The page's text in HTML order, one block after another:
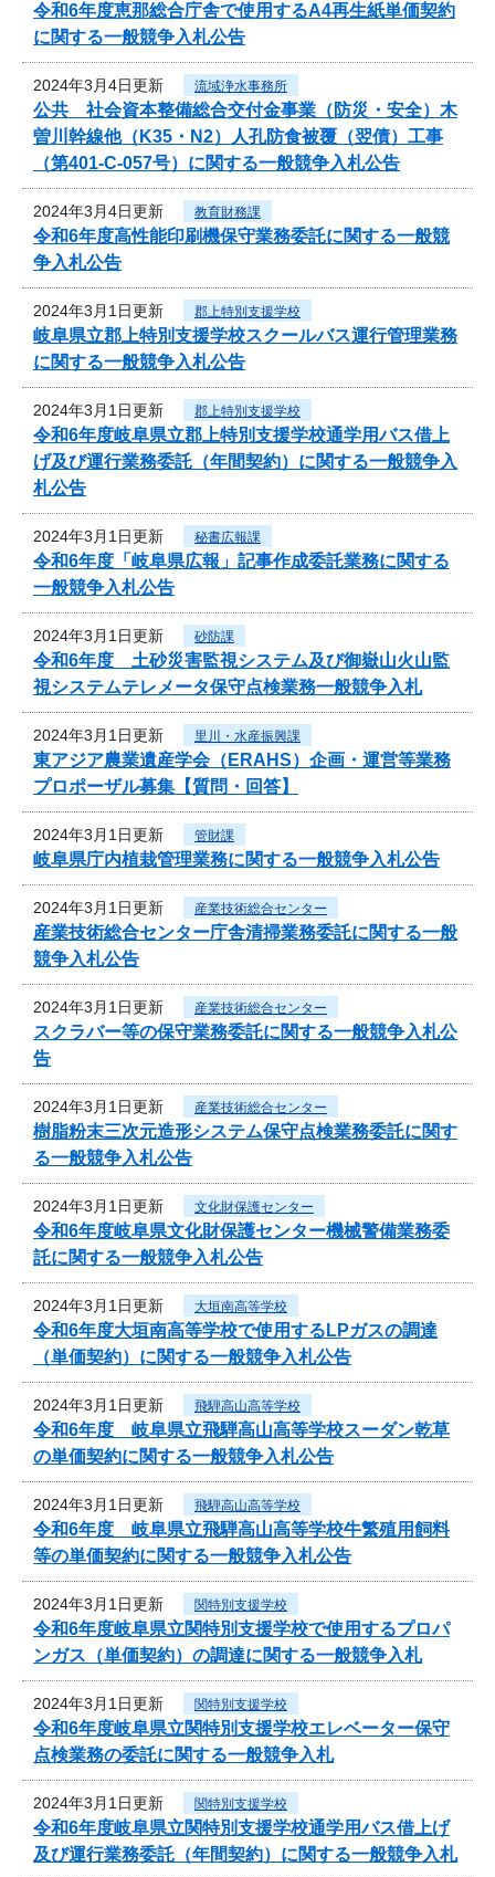
令和6年度恵那総合庁舎で使用するA4再生紙単価契約
に関する一般競争入札公告
2024年3月4日更新 流域浄水事務所
公共 社会資本整備総合交付金事業（防災・安全）木
曽川幹線他（K35・N2）人孔防食被覆（翌債）工事
（第401-C-057号）に関する一般競争入札公告
2024年3月4日更新 教育財務課
令和6年度高性能印刷機保守業務委託に関する一般競
争入札公告
2024年3月1日更新 郡上特別支援学校
岐阜県立郡上特別支援学校スクールバス運行管理業務
に関する一般競争入札公告
2024年3月1日更新 郡上特別支援学校
令和6年度岐阜県立郡上特別支援学校通学用バス借上
げ及び運行業務委託（年間契約）に関する一般競争入
札公告
2024年3月1日更新 秘書広報課
令和6年度「岐阜県広報」記事作成委託業務に関する
一般競争入札公告
2024年3月1日更新 砂防課
令和6年度 土砂災害監視システム及び御嶽山火山監
視システムテレメータ保守点検業務一般競争入札
2024年3月1日更新 里川・水産振興課
東アジア農業遺産学会（ERAHS）企画・運営等業務
プロポーザル募集【質問・回答】
2024年3月1日更新 管財課
岐阜県庁内植栽管理業務に関する一般競争入札公告
2024年3月1日更新 産業技術総合センター
産業技術総合センター庁舎清掃業務委託に関する一般
競争入札公告
2024年3月1日更新 産業技術総合センター
スクラバー等の保守業務委託に関する一般競争入札公
告
2024年3月1日更新 産業技術総合センター
樹脂粉末三次元造形システム保守点検業務委託に関す
る一般競争入札公告
2024年3月1日更新 文化財保護センター
令和6年度岐阜県文化財保護センター機械警備業務委
託に関する一般競争入札公告
2024年3月1日更新 大垣南高等学校
令和6年度大垣南高等学校で使用するLPガスの調達
（単価契約）に関する一般競争入札公告
2024年3月1日更新 飛騨高山高等学校
令和6年度 岐阜県立飛騨高山高等学校スーダン乾草
の単価契約に関する一般競争入札公告
2024年3月1日更新 飛騨高山高等学校
令和6年度 岐阜県立飛騨高山高等学校牛繁殖用飼料
等の単価契約に関する一般競争入札公告
2024年3月1日更新 関特別支援学校
令和6年度岐阜県立関特別支援学校で使用するプロパ
ンガス（単価契約）の調達に関する一般競争入札
2024年3月1日更新 関特別支援学校
令和6年度岐阜県立関特別支援学校エレベーター保守
点検業務の委託に関する一般競争入札
2024年3月1日更新 関特別支援学校
令和6年度岐阜県立関特別支援学校通学用バス借上げ
及び運行業務委託（年間契約）に関する一般競争入札